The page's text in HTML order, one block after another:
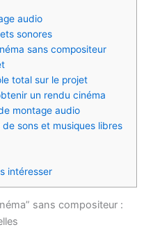
audio
sonores
sans compositeur
total sur le projet
un rendu cinéma
montage audio
sons et musiques libres
intéresser
sans compositeur :